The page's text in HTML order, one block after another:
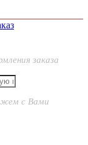
заказа
с Вами